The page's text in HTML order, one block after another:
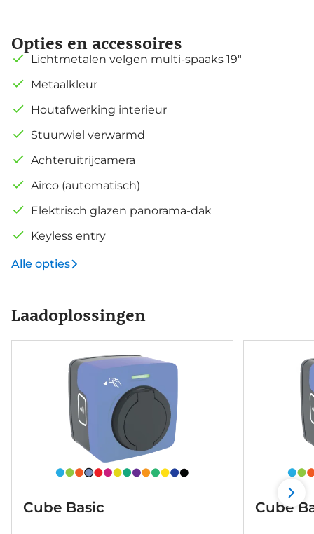
Opties en accessoires
Lichtmetalen velgen multi-spaaks 19"
Metaalkleur
Houtafwerking interieur
Stuurwiel verwarmd
Achteruitrijcamera
Airco (automatisch)
Elektrisch glazen panorama-dak
Keyless entry
Alle opties
Laadoplossingen
Cube Basic Cube